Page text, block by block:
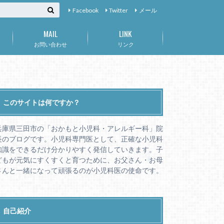
Facebook Twitter メール
お問い合わせ
MAIL
リンク
LINK
このサイトは何ですか？
庫県三田市の「おかもと小児科・アレルギー科」院
のブログです。小児科専門医として、正確な小児科
識をできるだけ分かりやすく発信していきます。子
もが元気にすくすくと育つために、お父さん・お母
んと一緒になって頑張るのが小児科医の使命です。
自己紹介